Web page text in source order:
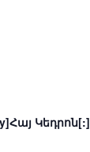
Կեդրոն[:]